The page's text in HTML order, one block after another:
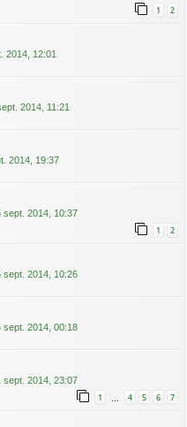
1 2
2014, 12:01
2014, 11:21
2014, 19:37
sept. 2014, 10:37
1 2
sept. 2014, 10:26
sept. 2014, 00:18
sept. 2014, 23:07
1 … 4 5 6 7